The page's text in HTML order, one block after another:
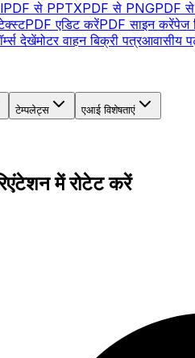
PDF से PPTXPDF से PNGPDF
PDF एडिट करेंPDF साइन करेंपेज
देखेंमोटर वाहन बिक्री पत्रआवासीय
टेम्पलेट्स
एआई विशेषताएं
में रोटेट करें